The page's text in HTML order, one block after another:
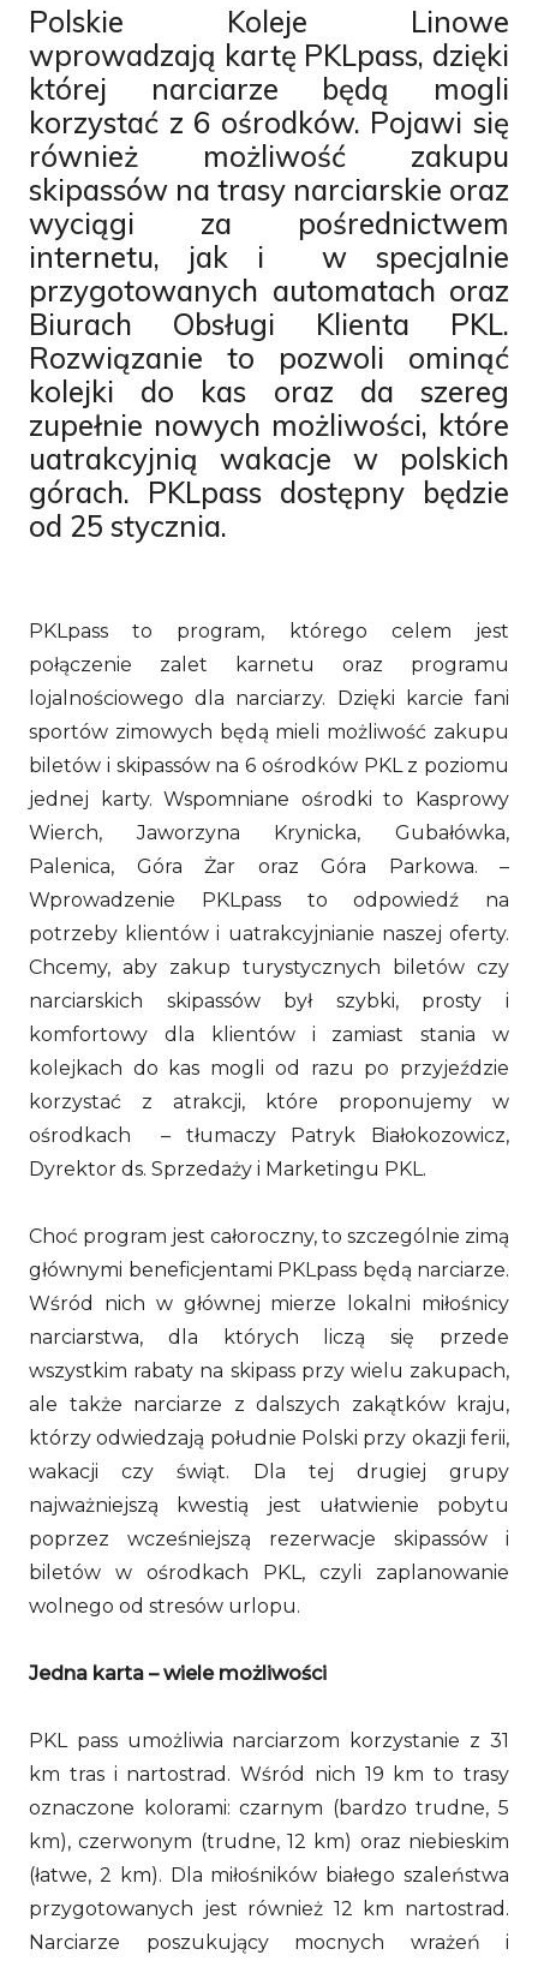
Polskie Koleje Linowe
wprowadzają kartę PKLpass, dzięki
której narciarze będą mogli
korzystać z 6 ośrodków. Pojawi się
również możliwość zakupu
skipassów na trasy narciarskie oraz
wyciągi za pośrednictwem
internetu, jak i w specjalnie
przygotowanych automatach oraz
Biurach Obsługi Klienta PKL.
Rozwiązanie to pozwoli ominąć
kolejki do kas oraz da szereg
zupełnie nowych możliwości, które
uatrakcyjnią wakacje w polskich
górach. PKLpass dostępny będzie
od 25 stycznia.
PKLpass to program, którego celem jest
połączenie zalet karnetu oraz programu
lojalnościowego dla narciarzy. Dzięki karcie fani
sportów zimowych będą mieli możliwość zakupu
biletów i skipassów na 6 ośrodków PKL z poziomu
jednej karty. Wspomniane ośrodki to Kasprowy
Wierch, Jaworzyna Krynicka, Gubałówka,
Palenica, Góra Żar oraz Góra Parkowa. –
Wprowadzenie PKLpass to odpowiedź na
potrzeby klientów i uatrakcyjnianie naszej oferty.
Chcemy, aby zakup turystycznych biletów czy
narciarskich skipassów był szybki, prosty i
komfortowy dla klientów i zamiast stania w
kolejkach do kas mogli od razu po przyjeździe
korzystać z atrakcji, które proponujemy w
ośrodkach – tłumaczy Patryk Białokozowicz,
Dyrektor ds. Sprzedaży i Marketingu PKL.
Choć program jest całoroczny, to szczególnie zimą
głównymi beneficjentami PKLpass będą narciarze.
Wśród nich w głównej mierze lokalni miłośnicy
narciarstwa, dla których liczą się przede
wszystkim rabaty na skipass przy wielu zakupach,
ale także narciarze z dalszych zakątków kraju,
którzy odwiedzają południe Polski przy okazji ferii,
wakacji czy świąt. Dla tej drugiej grupy
najważniejszą kwestią jest ułatwienie pobytu
poprzez wcześniejszą rezerwacje skipassów i
biletów w ośrodkach PKL, czyli zaplanowanie
wolnego od stresów urlopu.
Jedna karta – wiele możliwości
PKL pass umożliwia narciarzom korzystanie z 31
km tras i nartostrad. Wśród nich 19 km to trasy
oznaczone kolorami: czarnym (bardzo trudne, 5
km), czerwonym (trudne, 12 km) oraz niebieskim
(łatwe, 2 km). Dla miłośników białego szaleństwa
przygotowanych jest również 12 km nartostrad.
Narciarze poszukujący mocnych wrażeń i